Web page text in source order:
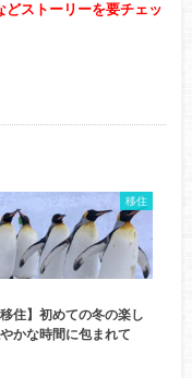
どストーリーを要チェッ
移住
移住】初めての冬の楽し
かな時間に包まれて